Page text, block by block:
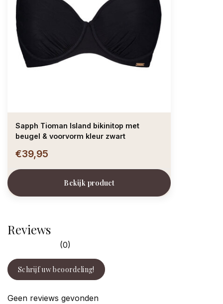
Sapph Tioman Island bikinitop met
beugel & voorvorm kleur zwart
€39,95
Bekijk product
Reviews
(0)
Schrijf uw beoordeling!
Geen reviews gevonden